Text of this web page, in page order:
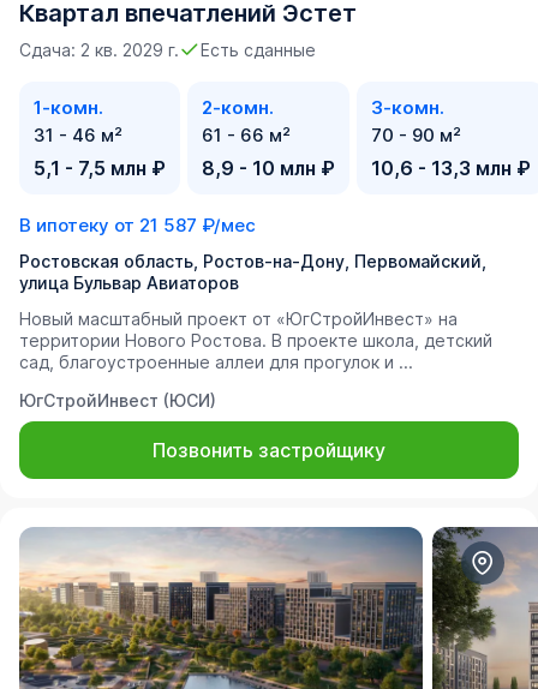
Квартал впечатлений Эстет
Сдача: 2 кв. 2029 г. Есть сданные
1-комн.
31 - 46 м²
5,1 - 7,5 млн ₽
2-комн.
61 - 66 м²
8,9 - 10 млн ₽
3-комн.
70 - 90 м²
10,6 - 13,3 млн ₽
В ипотеку от 21 587 ₽/мес
Ростовская область, Ростов-на-Дону, Первомайский,
улица Бульвар Авиаторов
Новый масштабный проект от «ЮгСтройИнвест» на
территории Нового Ростова. В проекте школа, детский
сад, благоустроенные аллеи для прогулок и ...
ЮгСтройИнвест (ЮСИ)
Позвонить застройщику